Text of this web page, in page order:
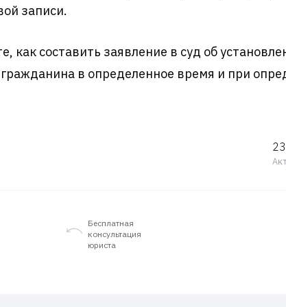
записи.
как составить заявление в суд об
в определенное время и при
Бесплатная
консультация
юриста